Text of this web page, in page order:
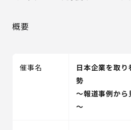
概要
催事名
日本企業を取
勢
～報道事例から
～